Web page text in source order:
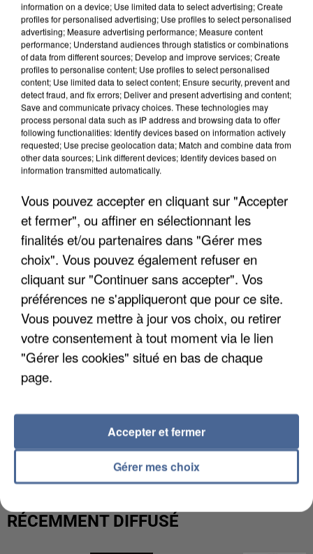
UN SECOND CADRE DE LA DZ MAFIA
INTERPELLÉ EN ALGÉRIE
UNE TOURISTE DE L’OISE EMPORTÉE PAR UNE
COULÉE DE BOUE EN HAUTE-SAVOIE
RÉCEMMENT DIFFUSÉ
information on a device; Use limited data to select advertising; Create
profiles for personalised advertising; Use profiles to select personalised
advertising; Measure advertising performance; Measure content
performance; Understand audiences through statistics or combinations
of data from different sources; Develop and improve services; Create
profiles to personalise content; Use profiles to select personalised
content; Use limited data to select content; Ensure security, prevent and
detect fraud, and fix errors; Deliver and present advertising and content;
Save and communicate privacy choices. These technologies may
process personal data such as IP address and browsing data to offer
following functionalities: Identify devices based on information actively
requested; Use precise geolocation data; Match and combine data from
other data sources; Link different devices; Identify devices based on
information transmitted automatically.
Vous pouvez accepter en cliquant sur "Accepter
et fermer", ou affiner en sélectionnant les
finalités et/ou partenaires dans "Gérer mes
choix". Vous pouvez également refuser en
cliquant sur "Continuer sans accepter". Vos
préférences ne s'appliqueront que pour ce site.
Vous pouvez mettre à jour vos choix, ou retirer
votre consentement à tout moment via le lien
"Gérer les cookies" situé en bas de chaque
page.
Gérer mes choix
Accepter et fermer